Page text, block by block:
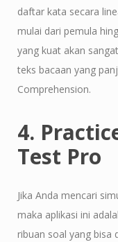
daftar kata secara
mulai dari pemula
yang kuat akan
teks bacaan yang
Comprehension.
4.
Test Pro
Jika Anda mencari
maka aplikasi ini
ribuan soal yang bisa